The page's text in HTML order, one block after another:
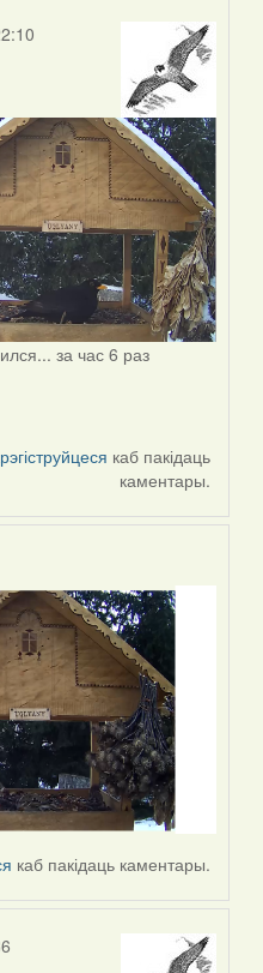
за час 6 раз
каб пакідаць
каментары.
каб пакідаць каментары.